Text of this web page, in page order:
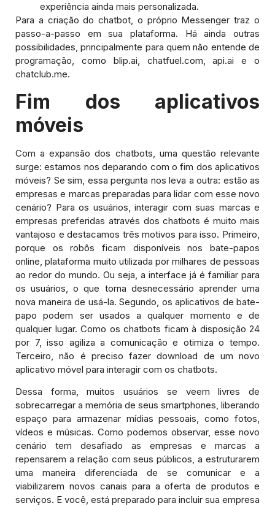
experiência ainda mais personalizada.
Para a criação do chatbot, o próprio Messenger traz o
passo-a-passo em sua plataforma. Há ainda outras
possibilidades, principalmente para quem não entende de
programação, como blip.ai, chatfuel.com, api.ai e o
chatclub.me.
Fim dos aplicativos
móveis
Com a expansão dos chatbots, uma questão relevante
surge: estamos nos deparando com o fim dos aplicativos
móveis? Se sim, essa pergunta nos leva a outra: estão as
empresas e marcas preparadas para lidar com esse novo
cenário? Para os usuários, interagir com suas marcas e
empresas preferidas através dos chatbots é muito mais
vantajoso e destacamos três motivos para isso. Primeiro,
porque os robôs ficam disponíveis nos bate-papos
online, plataforma muito utilizada por milhares de pessoas
ao redor do mundo. Ou seja, a interface já é familiar para
os usuários, o que torna desnecessário aprender uma
nova maneira de usá-la. Segundo, os aplicativos de bate-
papo podem ser usados a qualquer momento e de
qualquer lugar. Como os chatbots ficam à disposição 24
por 7, isso agiliza a comunicação e otimiza o tempo.
Terceiro, não é preciso fazer download de um novo
aplicativo móvel para interagir com os chatbots.
Dessa forma, muitos usuários se veem livres de
sobrecarregar a memória de seus smartphones, liberando
espaço para armazenar mídias pessoais, como fotos,
vídeos e músicas. Como podemos observar, esse novo
cenário tem desafiado as empresas e marcas a
repensarem a relação com seus públicos, a estruturarem
uma maneira diferenciada de se comunicar e a
viabilizarem novos canais para a oferta de produtos e
serviços. E você, está preparado para incluir sua empresa